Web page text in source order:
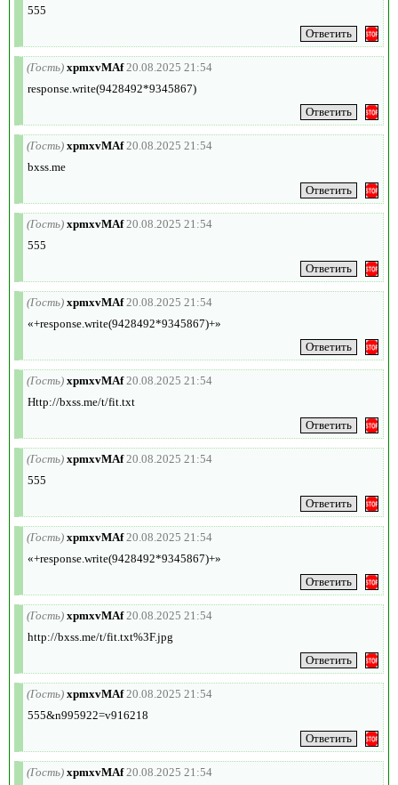
555
(Гость) xpmxvMAf 20.08.2025 21:54
response.write(9428492*9345867)
(Гость) xpmxvMAf 20.08.2025 21:54
bxss.me
(Гость) xpmxvMAf 20.08.2025 21:54
555
(Гость) xpmxvMAf 20.08.2025 21:54
«+response.write(9428492*9345867)+»
(Гость) xpmxvMAf 20.08.2025 21:54
Http://bxss.me/t/fit.txt
(Гость) xpmxvMAf 20.08.2025 21:54
555
(Гость) xpmxvMAf 20.08.2025 21:54
«+response.write(9428492*9345867)+»
(Гость) xpmxvMAf 20.08.2025 21:54
http://bxss.me/t/fit.txt%3F.jpg
(Гость) xpmxvMAf 20.08.2025 21:54
555&n995922=v916218
(Гость) xpmxvMAf 20.08.2025 21:54